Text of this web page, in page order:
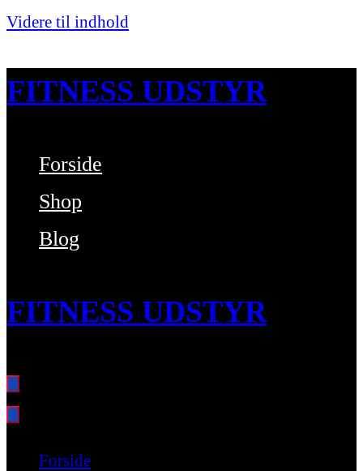
Videre til indhold
FITNESS UDSTYR
Bare endnu et fitness websted
Forside
Shop
Blog
FITNESS UDSTYR
Bare endnu et fitness websted
Forside